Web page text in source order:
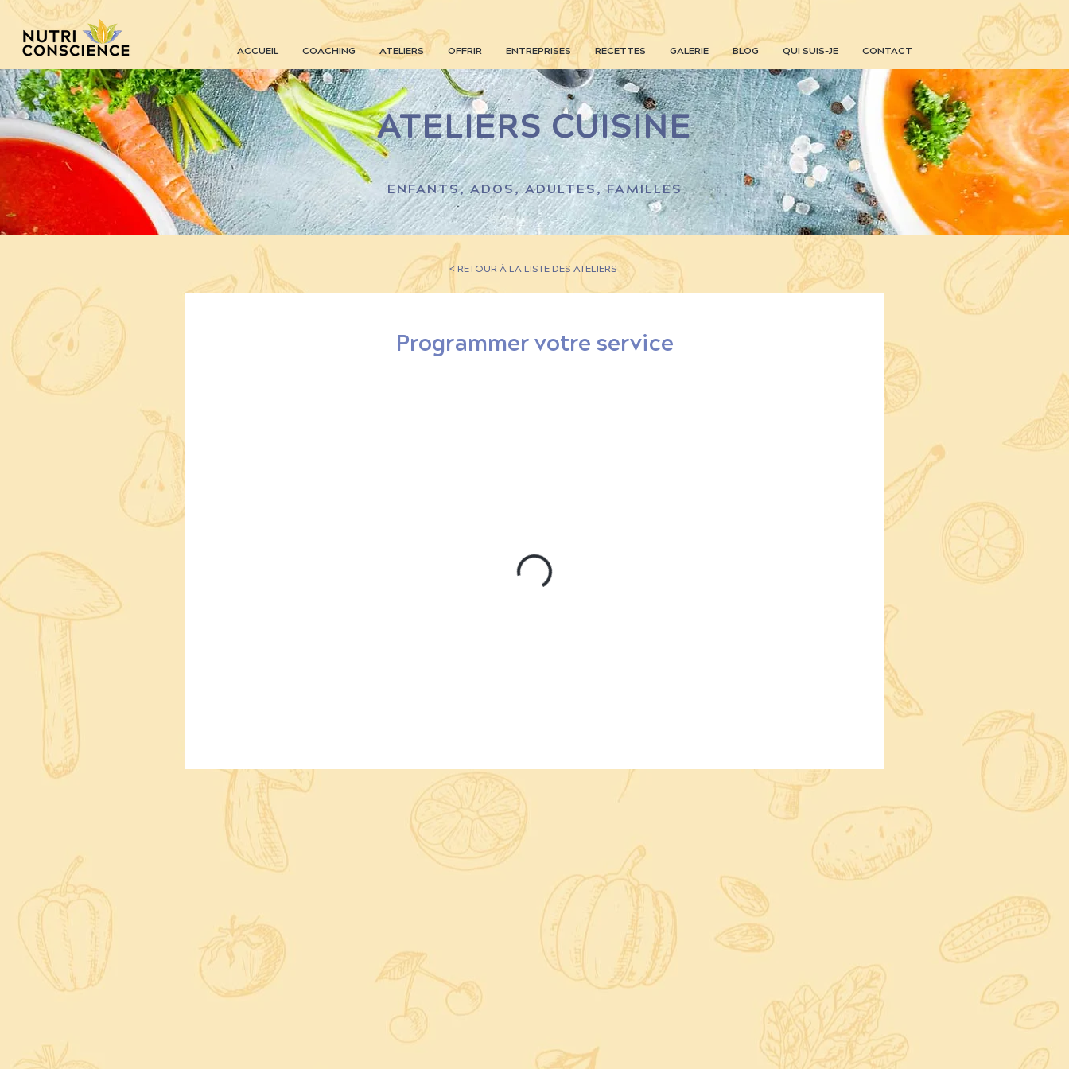
ACCUEIL COACHING ATELIERS OFFRIR ENTREPRISES RECETTES GALERIE BLOG QUI SUIS-JE CONTACT
ATELIERS CUISINE
ENFANTS, ADOS, ADULTES, FAMILLES
< RETOUR À LA LISTE DES ATELIERS
Programmer votre service